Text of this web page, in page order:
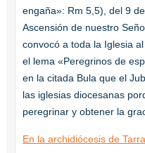
engaña»: Rm 5,5), del 9
Ascensión de nuestro
convocó a toda la Iglesia
el lema «Peregrinos de
en la citada Bula que el
las iglesias diocesanas
peregrinar y obtener la
En la archidiócesis de